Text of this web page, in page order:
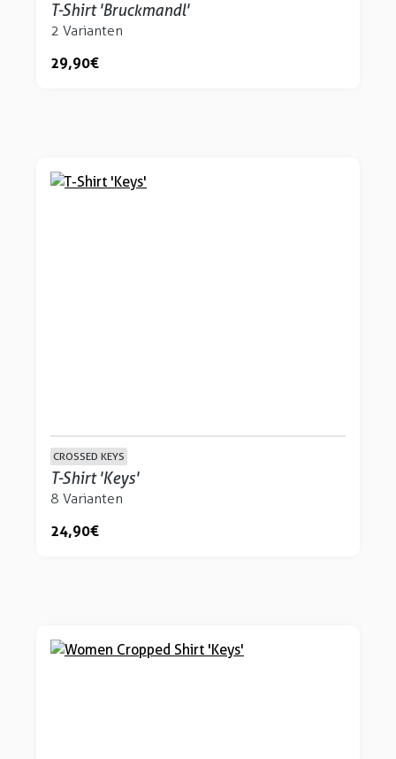
T-Shirt 'Bruckmandl'
2 Varianten
29,90 €
CROSSED KEYS
T-Shirt 'Keys'
8 Varianten
24,90 €